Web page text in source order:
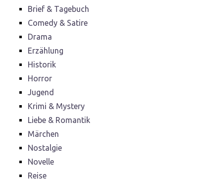
Brief & Tagebuch
Comedy & Satire
Drama
Erzählung
Historik
Horror
Jugend
Krimi & Mystery
Liebe & Romantik
Märchen
Nostalgie
Novelle
Reise